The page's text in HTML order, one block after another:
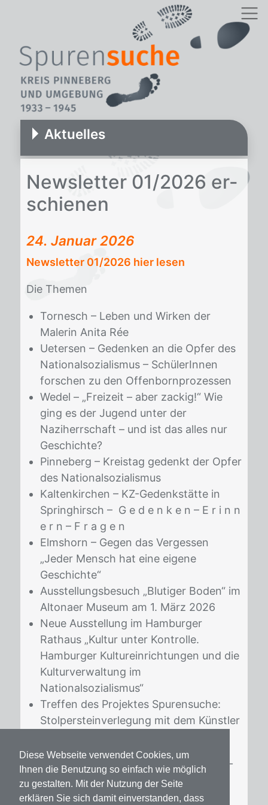
Diese Webseite verwendet Cookies, um
Ihnen die Benutzung so einfach wie möglich
zu gestalten. Mit der Nutzung der Seite
erklären Sie sich damit einverstanden, dass
Aktuelles
News­let­ter 01/​2026 er­
schie­nen
24. Januar 2026
Newsletter 01/2026 hier lesen
Die The­men
Tornesch – Leben und Wirken der
Malerin Anita Rée
Uetersen – Gedenken an die Opfer des
Nationalsozialismus – SchülerInnen
forschen zu den Offenbornprozessen
Wedel – „Freizeit – aber zackig!“ Wie
ging es der Jugend unter der
Naziherrschaft – und ist das alles nur
Geschichte?
Pinneberg – Kreistag gedenkt der Opfer
des Nationalsozialismus
Kaltenkirchen – KZ-Gedenkstätte in
Springhirsch – G e d e n k e n – E r i n n
e r n – F r a g e n
Elmshorn – Gegen das Vergessen
„Jeder Mensch hat eine eigene
Geschichte“
Ausstellungsbesuch „Blutiger Boden“ im
Altonaer Museum am 1. März 2026
Neue Ausstellung im Hamburger
Rathaus „Kultur unter Kontrolle.
Hamburger Kultureinrichtungen und die
Kulturverwaltung im
Nationalsozialismus“
Treffen des Projektes Spurensuche:
Stolpersteinverlegung mit dem Künstler
Der News­let­ter kann hier
ab­bo­niert wer­
den